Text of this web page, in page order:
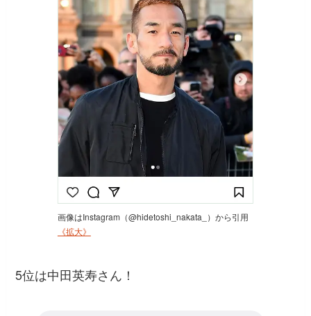
画像はInstagram（@hidetoshi_nakata_）から引用
《拡大》
5位は中田英寿さん！